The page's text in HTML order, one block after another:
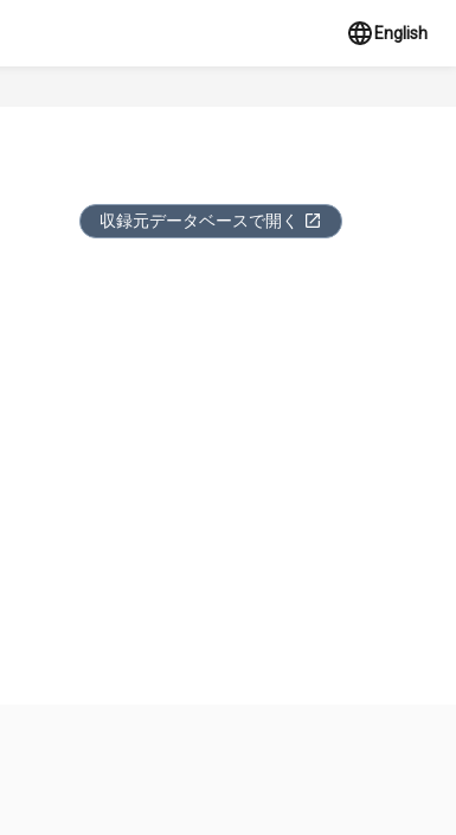
English
収録元データベースで開く